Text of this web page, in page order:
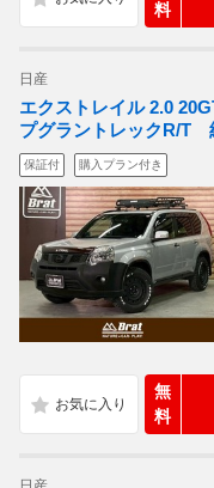
料
日産
エクストレイル 2.0
プグラントレックR/T
保証付 購入プラン付き
無
料